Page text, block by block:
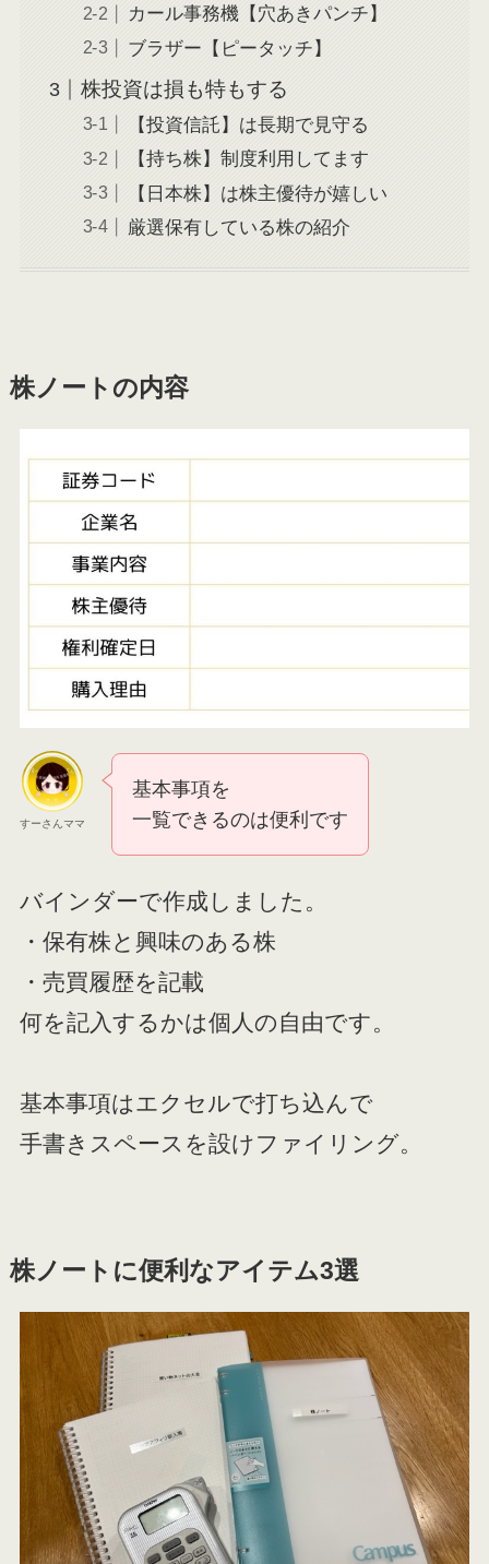
カール事務機【穴あきパンチ】
ブラザー【ピータッチ】
株投資は損も特もする
【投資信託】は長期で見守る
【持ち株】制度利用してます
【日本株】は株主優待が嬉しい
厳選保有している株の紹介
株ノートの内容
すーさんママ
基本事項を
一覧できるのは便利です
バインダーで作成しました。
・保有株と興味のある株
・売買履歴を記載
何を記入するかは個人の自由です。
基本事項はエクセルで打ち込んで
手書きスペースを設けファイリング。
株ノートに便利なアイテム3選